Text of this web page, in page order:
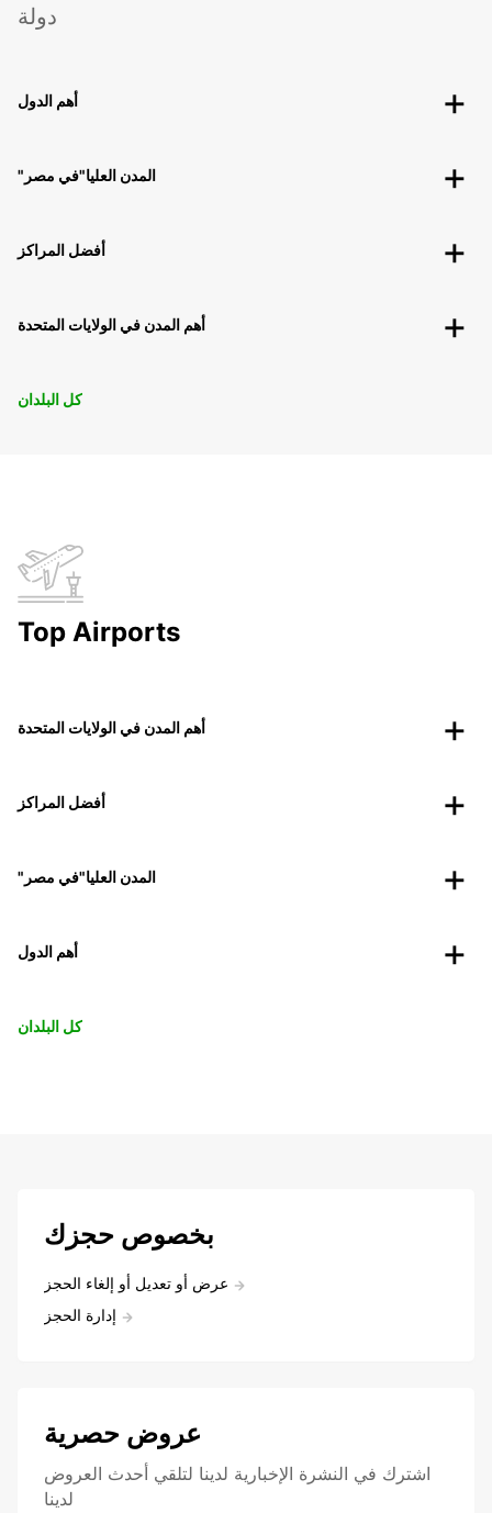
دولة
أهم الدول
"المدن العليا"في مصر
أفضل المراكز
أهم المدن في الولايات المتحدة
كل البلدان
Top Airports
أهم المدن في الولايات المتحدة
أفضل المراكز
"المدن العليا"في مصر
أهم الدول
كل البلدان
بخصوص حجزك
عرض أو تعديل أو إلغاء الحجز
إدارة الحجز
عروض حصرية
اشترك في النشرة الإخبارية لدينا لتلقي أحدث العروض
لدينا